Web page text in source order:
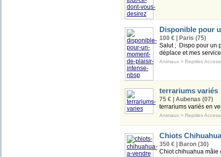
Disponible pour
100 € | Paris (75)
Salut ; Dispo pour un
déplace et mes
Animaux> Reptiles
terrariums variés
75 € | Aubenas (07)
terrariums variés en
Animaux> Reptiles
Chiots
350 € | Baron (30)
Chiot chihuahua mâle